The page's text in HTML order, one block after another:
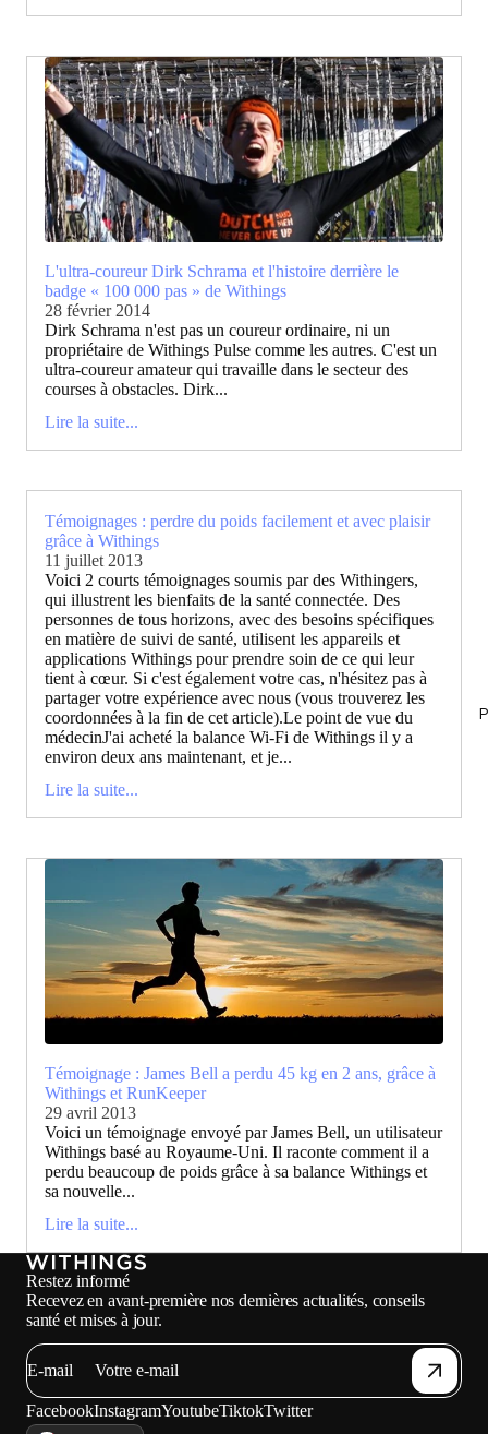
L'ultra-coureur Dirk Schrama et l'histoire derrière le
badge « 100 000 pas » de Withings
28 février 2014
Dirk Schrama n'est pas un coureur ordinaire, ni un
propriétaire de Withings Pulse comme les autres. C'est un
ultra-coureur amateur qui travaille dans le secteur des
courses à obstacles. Dirk...
Lire la suite...
Témoignages : perdre du poids facilement et avec plaisir
grâce à Withings
11 juillet 2013
Voici 2 courts témoignages soumis par des Withingers,
qui illustrent les bienfaits de la santé connectée. Des
personnes de tous horizons, avec des besoins spécifiques
en matière de suivi de santé, utilisent les appareils et
applications Withings pour prendre soin de ce qui leur
tient à cœur. Si c'est également votre cas, n'hésitez pas à
partager votre expérience avec nous (vous trouverez les
coordonnées à la fin de cet article).Le point de vue du
médecinJ'ai acheté la balance Wi-Fi de Withings il y a
environ deux ans maintenant, et je...
Lire la suite...
Témoignage : James Bell a perdu 45 kg en 2 ans, grâce à
Withings et RunKeeper
29 avril 2013
Voici un témoignage envoyé par James Bell, un utilisateur
Withings basé au Royaume-Uni. Il raconte comment il a
perdu beaucoup de poids grâce à sa balance Withings et
sa nouvelle...
Lire la suite...
Restez informé
Recevez en avant-première nos dernières actualités, conseils
santé et mises à jour.
E-mail
FacebookInstagramYoutubeTiktokTwitter